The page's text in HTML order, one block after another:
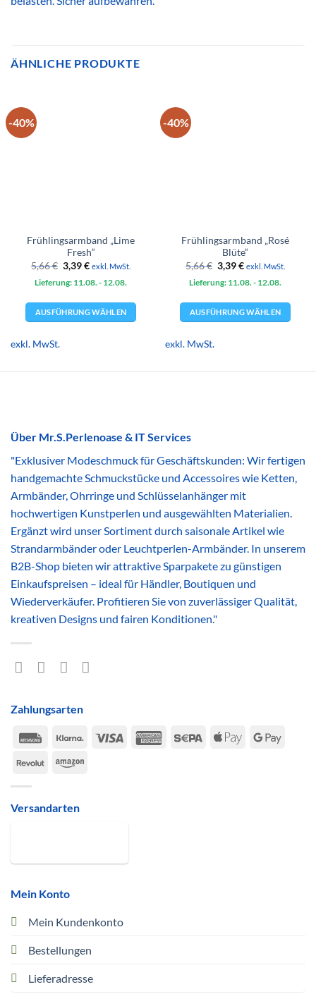
ÄHNLICHE PRODUKTE
-40%
Frühlingsarmband „Lime
Fresh“
5,66€ Ursprünglicher
Preis
war:
3,39€Aktueller
ist:
exkl. MwSt.
Lieferung: 11.08. - 12.08.
AUSFÜHRUNG WÄHLEN
mehrere
Optionen
auf
der
Produktseite
werden
exkl. MwSt.
-40%
Frühlingsarmband „Rosé
Blüte“
5,66€ Ursprünglicher
Preis
war:
3,39€Aktueller
ist:
exkl. MwSt.
Lieferung: 11.08. - 12.08.
AUSFÜHRUNG WÄHLEN
mehrere
auf
der
Produktseite
werden
exkl. MwSt.
Über Mr.S.Perlenoase & IT Services
"Exklusiver Modeschmuck für Geschäftskunden: Wir fertigen
handgemachte Schmuckstücke und Accessoires wie Ketten,
Armbänder, Ohrringe und Schlüsselanhänger mit
hochwertigen Kunstperlen und ausgewählten Materialien.
Ergänzt wird unser Sortiment durch saisonale Artikel wie
Strandarmbänder oder Leuchtperlen-Armbänder. In unserem
B2B-Shop bieten wir attraktive Sparpakete zu günstigen
Einkaufspreisen – ideal für Händler, Boutiquen und
Wiederverkäufer. Profitieren Sie von zuverlässiger Qualität,
kreativen Designs und fairen Konditionen."
Mein Konto
Mein Kundenkonto
Bestellungen
Lieferadresse
Zahlungsarten
Rechung
Klarna Visa
American Sepa
Apple
Google
RevolutAmazon
Versandarten